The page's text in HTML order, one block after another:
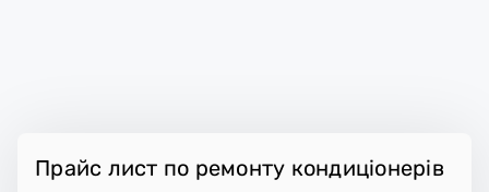
Прайс лист по ремонту кондиціонерів